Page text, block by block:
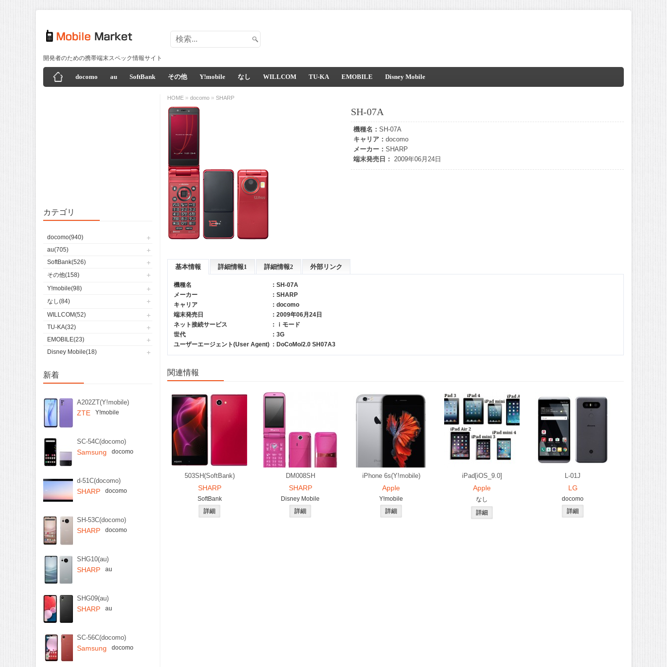
開発者のための携帯端末スペック情報サイト
docomo au SoftBank その他 Y!mobile なし WILLCOM TU-KA EMOBILE Disney Mobile
カテゴリ
docomo(940)
au(705)
SoftBank(526)
その他(158)
Y!mobile(98)
なし(84)
WILLCOM(52)
TU-KA(32)
EMOBILE(23)
Disney Mobile(18)
新着
A202ZT(Y!mobile)
ZTE Y!mobile
SC-54C(docomo)
Samsung docomo
d-51C(docomo)
SHARP docomo
SH-53C(docomo)
SHARP docomo
SHG10(au)
SHARP au
SHG09(au)
SHARP au
SC-56C(docomo)
Samsung docomo
HOME » docomo » SHARP
SH-07A
機種名： SH-07A
キャリア： docomo
メーカー： SHARP
端末発売日： 2009年06月24日
基本情報 詳細情報1 詳細情報2 外部リンク
機種名
：SH-07A
メーカー
： SHARP
キャリア
： docomo
端末発売日
：2009年06月24日
ネット接続サービス
：ｉモード
世代
：3G
ユーザーエージェント(User Agent) ：DoCoMo/2.0 SH07A3
関連情報
503SH(SoftBank)
SHARP
SoftBank
DM008SH
SHARP
Disney Mobile
iPhone 6s(Y!mobile)
Apple
Y!mobile
iPad[iOS_9.0]
Apple
なし
L-01J
LG
docomo